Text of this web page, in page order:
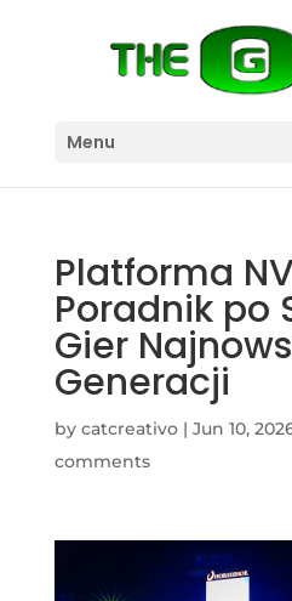
Menu
Platforma
Poradnik po
Gier
Generacji
by catcreativo| Jun 10,
comments